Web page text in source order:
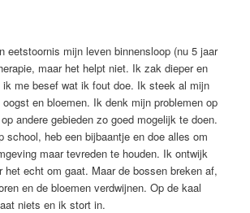
eetstoornis mijn leven binnensloop (nu 5 jaar
maar het helpt niet. Ik zak dieper en
ik me besef wat ik fout doe. Ik steek al mijn
en bloemen. Ik denk mijn problemen op
andere gebieden zo goed mogelijk te doen.
school, heb een bijbaantje en doe alles om
maar tevreden te houden. Ik ontwijk
het echt om gaat. Maar de bossen breken af,
en de bloemen verdwijnen. Op de kaal
niets en ik stort in.